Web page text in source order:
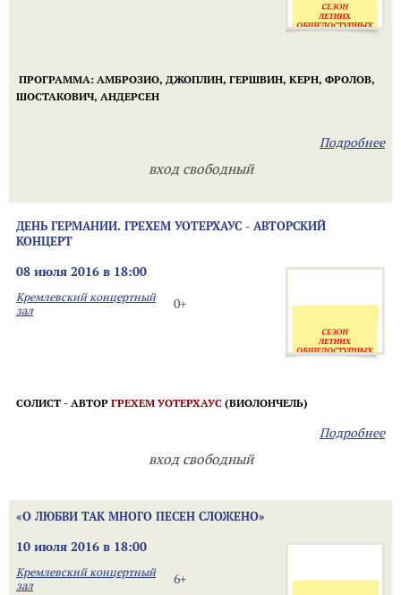
ПРОГРАММА: АМБРОЗИО, ДЖОПЛИН, ГЕРШВИН, КЕРН, ФРОЛОВ,
ШОСТАКОВИЧ, АНДЕРСЕН
Подробнее
вход свободный
ДЕНЬ ГЕРМАНИИ. ГРЕХЕМ УОТЕРХАУС - АВТОРСКИЙ
КОНЦЕРТ
08 июля 2016 в 18:00
0+
Кремлевский концертный
зал
СОЛИСТ - АВТОРГРЕХЕМ УОТЕРХАУС(ВИОЛОНЧЕЛЬ)
Подробнее
вход свободный
«О ЛЮБВИ ТАК МНОГО ПЕСЕН СЛОЖЕНО»
10 июля 2016 в 18:00
6+
Кремлевский концертный
зал